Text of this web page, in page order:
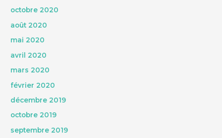
octobre 2020
août 2020
mai 2020
avril 2020
mars 2020
février 2020
décembre 2019
octobre 2019
septembre 2019